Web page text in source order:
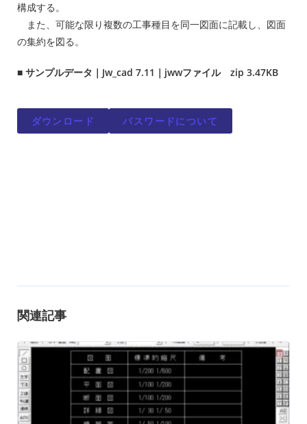
構成する。
また、可能な限り複数の工事種目を同一図面に記載し、図面
の集約を図る。
■ サンプルデータ｜Jw_cad 7.11｜jwwファイル zip 3.47KB
ダウンロード パスワードについて
関連記事